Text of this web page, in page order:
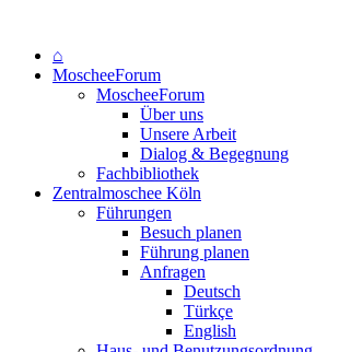
⌂
MoscheeForum
MoscheeForum
Über uns
Unsere Arbeit
Dialog & Begegnung
Fachbibliothek
Zentralmoschee Köln
Führungen
Besuch planen
Führung planen
Anfragen
Deutsch
Türkçe
English